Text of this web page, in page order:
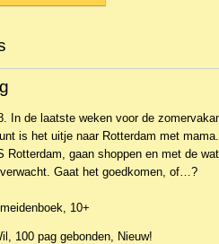
Om Sions
In de laatste weken voor de
is het uitje naar Rotterdam met
Rotterdam, gaan shoppen en met de
Gaat het goedkomen, of…?
10+
100 pag gebonden, Nieuw!